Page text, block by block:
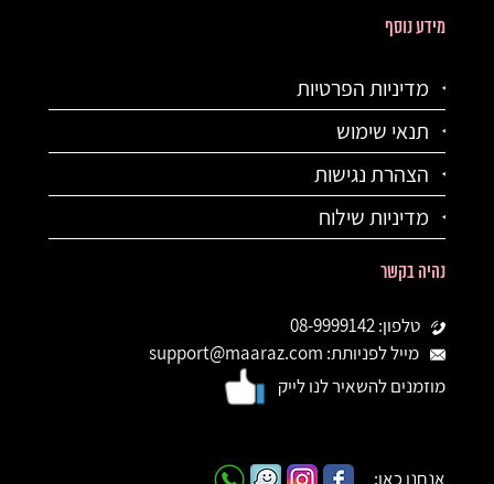
מידע נוסף
מדיניות הפרטיות
תנאי שימוש
הצהרת נגישות
מדיניות שילוח
נהיה בקשר
טלפון: 08-9999142
מייל לפניותת: support@maaraz.com
מוזמנים להשאיר לנו לייק
אנחנו כאן: